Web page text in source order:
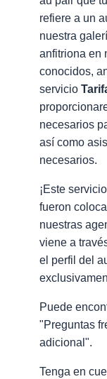
refiere a un
nuestra
anfitriona en
conocidos,
servicio
necesarios
así como
necesarios.
¡Este
fueron
nuestras
viene a
el perfil del
Puede
"Preguntas
adicional".
Tenga en